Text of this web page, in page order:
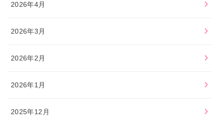
2026年4月
2026年3月
2026年2月
2026年1月
2025年12月